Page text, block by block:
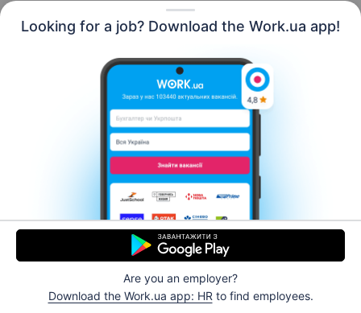
Looking for a job? Download the Work.ua app!
Are you an employer?
Download the Work.ua app: HR to find employees.
Contact us About us
Сareer
Help Terms of use
© 2006–2026 Work.ua. Ukraine's #1 job service.